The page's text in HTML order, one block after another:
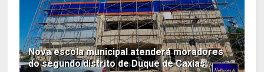
Nova escola municipal atenderá moradores
do segundo distrito de Duque de Caxias